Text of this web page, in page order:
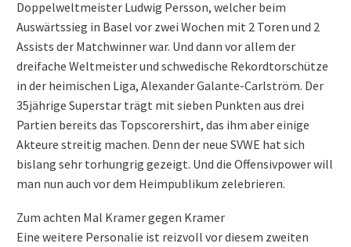
Doppelweltmeister Ludwig Persson, welcher beim
Auswärtssieg in Basel vor zwei Wochen mit 2 Toren und 2
Assists der Matchwinner war. Und dann vor allem der
dreifache Weltmeister und schwedische Rekordtorschütze
in der heimischen Liga, Alexander Galante-Carlström. Der
35jährige Superstar trägt mit sieben Punkten aus drei
Partien bereits das Topscorershirt, das ihm aber einige
Akteure streitig machen. Denn der neue SVWE hat sich
bislang sehr torhungrig gezeigt. Und die Offensivpower will
man nun auch vor dem Heimpublikum zelebrieren.
Zum achten Mal Kramer gegen Kramer
Eine weitere Personalie ist reizvoll vor diesem zweiten